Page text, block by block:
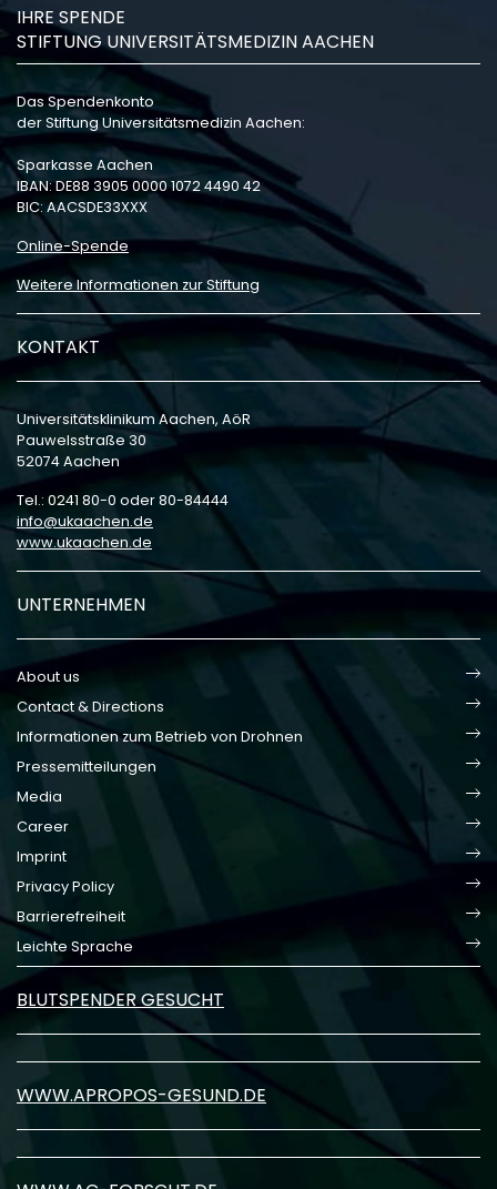
IHRE SPENDE
STIFTUNG UNIVERSITÄTSMEDIZIN AACHEN
Das Spendenkonto
der Stiftung Universitätsmedizin Aachen:
Sparkasse Aachen
IBAN: DE88 3905 0000 1072 4490 42
BIC: AACSDE33XXX
Online-Spende
Weitere Informationen zur Stiftung
KONTAKT
Universitätsklinikum Aachen, AöR
Pauwelsstraße 30
52074 Aachen
Tel.: 0241 80-0 oder 80-84444
info
ukaachen de
www.ukaachen.de
UNTERNEHMEN
About us
Contact & Directions
Informationen zum Betrieb von Drohnen
Pressemitteilungen
Media
Career
Imprint
Privacy Policy
Barrierefreiheit
Leichte Sprache
BLUTSPENDER GESUCHT
WWW.APROPOS-GESUND.DE